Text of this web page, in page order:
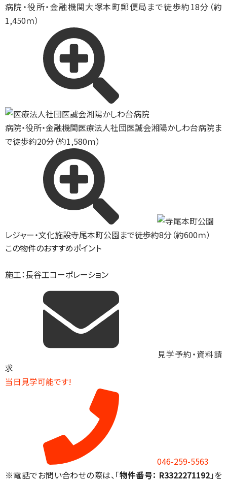
病院・役所・金融機関大塚本町郵便局まで徒歩約18分（約
1,450ｍ）
病院・役所・金融機関医療法人社団医誠会湘陽かしわ台病院ま
で徒歩約20分（約1,580ｍ）
レジャー・文化施設寺尾本町公園まで徒歩約8分（約600ｍ）
この物件のおすすめポイント
施工：長谷工コーポレーション
見学予約・資料請
求
当日見学可能です!
046-259-5563
※電話でお問い合わせの際は、「物件番号： R3322271192」を